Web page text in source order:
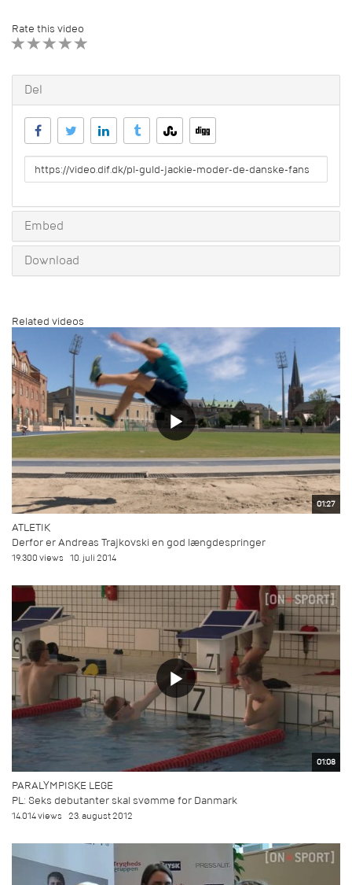
Rate this video
Del
URL
to
Embed
Download
Related videos
01:27
ATLETIK
Derfor er Andreas Trajkovski en god længdespringer
19.300 views 10. juli 2014
01:08
PARALYMPISKE LEGE
PL: Seks debutanter skal svømme for Danmark
14.014 views 23. august 2012